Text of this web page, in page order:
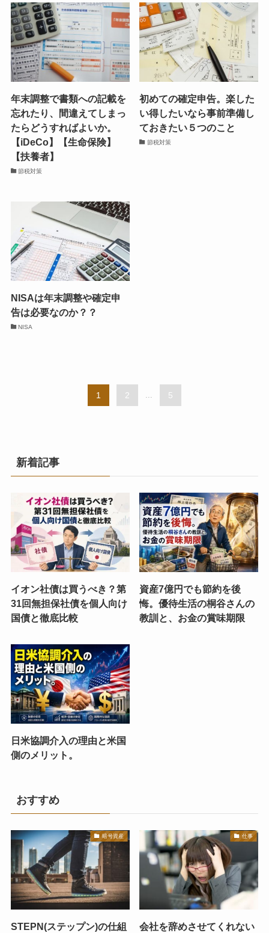
年末調整で書類への記載を
忘れたり、間違えてしまっ
たらどうすればよいか。
【iDeCo】【生命保険】
【扶養者】
節税対策
初めての確定申告。楽した
い得したいなら事前準備し
ておきたい５つのこと
節税対策
NISAは年末調整や確定申
告は必要なのか？？
NISA
1 2 ... 5
新着記事
イオン社債は買うべき？第
31回無担保社債を個人向け
国債と徹底比較
資産7億円でも節約を後
悔。優待生活の桐谷さんの
教訓と、お金の賞味期限
日米協調介入の理由と米国
側のメリット。
おすすめ
暗号資産
STEPN(ステップン)の仕組
仕事
会社を辞めさせてくれない